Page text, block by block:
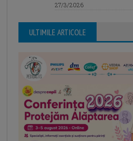
27/3/2026
ULTIMILE ARTICOLE